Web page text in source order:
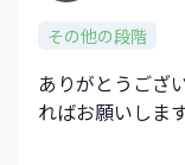
その他の段階
ありがとうござ
ればお願いしま